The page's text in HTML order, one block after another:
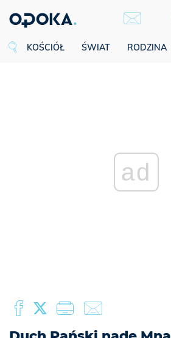
KOŚCIÓŁ ŚWIAT RODZINA
ad